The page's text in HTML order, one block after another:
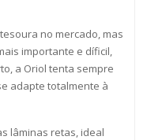
no mercado, mas
importante e díficil,
a Oriol tenta sempre
adapte totalmente à
lâminas retas, ideal